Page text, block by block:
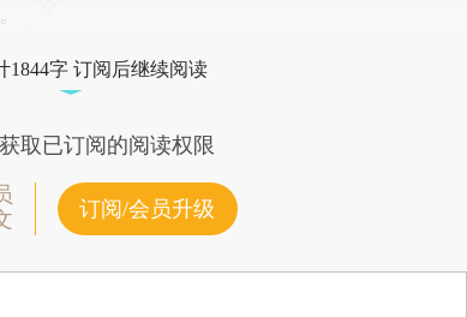
1844字 订阅后继续阅读
取已订阅的阅读权限
订阅/会员升级